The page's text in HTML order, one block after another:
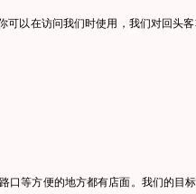
可以在访问我们时使用，我们对回头
口等方便的地方都有店面。我们的目